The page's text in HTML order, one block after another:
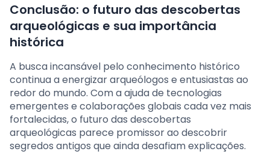
Conclusão: o futuro das descobertas
arqueológicas e sua importância
histórica
A busca incansável pelo conhecimento histórico
continua a energizar arqueólogos e entusiastas ao
redor do mundo. Com a ajuda de tecnologias
emergentes e colaborações globais cada vez mais
fortalecidas, o futuro das descobertas
arqueológicas parece promissor ao descobrir
segredos antigos que ainda desafiam explicações.